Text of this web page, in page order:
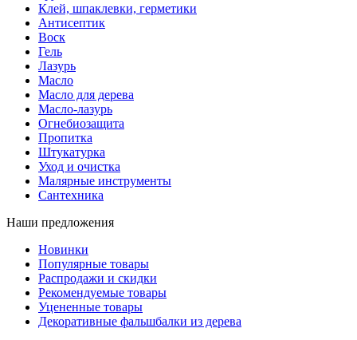
Клей, шпаклевки, герметики
Антисептик
Воск
Гель
Лазурь
Масло
Масло для дерева
Масло-лазурь
Огнебиозащита
Пропитка
Штукатурка
Уход и очистка
Малярные инструменты
Сантехника
Наши предложения
Новинки
Популярные товары
Распродажи и скидки
Рекомендуемые товары
Уцененные товары
Декоративные фальшбалки из дерева